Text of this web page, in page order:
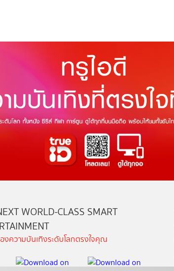
WORLD-CLASS SMART
งความบันเทิงระดับโลกตรงใจคุณ